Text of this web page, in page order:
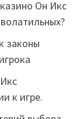
Он Икс
законы
к игре.